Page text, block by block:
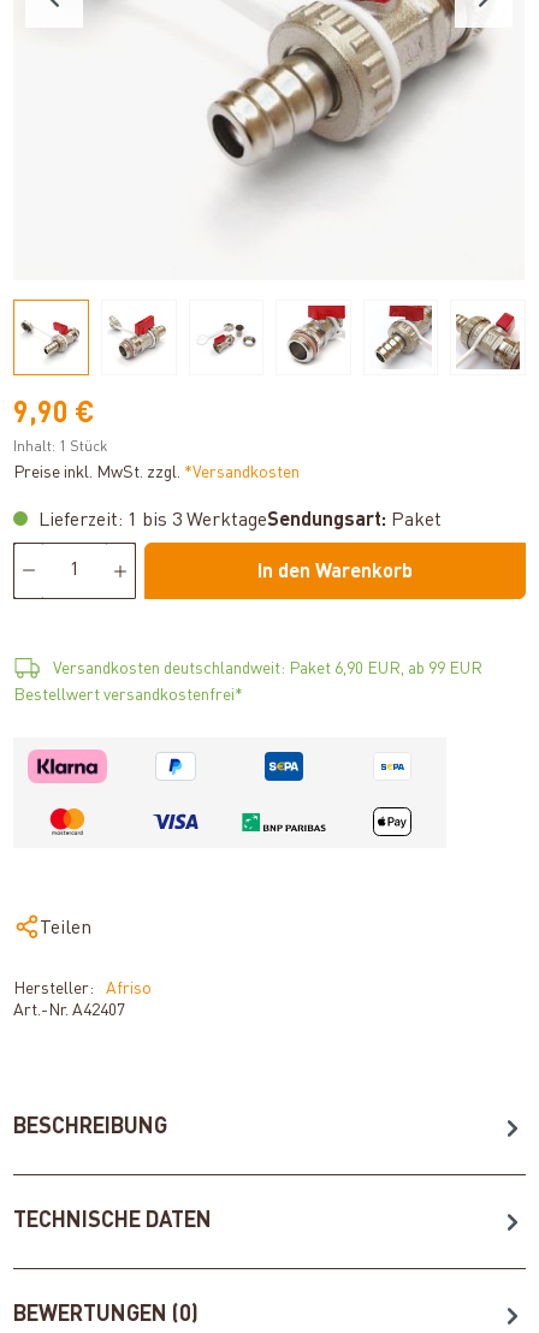
9,90 €
Inhalt: 1 Stück
Preise inkl. MwSt. zzgl. *Versandkosten
Lieferzeit: 1 bis 3 WerktageSendungsart: Paket
In den Warenkorb
Versandkosten deutschlandweit: Paket 6,90 EUR, ab 99 EUR
Bestellwert versandkostenfrei*
Teilen
Hersteller:
Afriso
Art.-Nr.A42407
BESCHREIBUNG
TECHNISCHE DATEN
BEWERTUNGEN (0)